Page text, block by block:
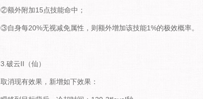
②额外附加15点技能命中；
③自身每20%无视减免属性，则额外增加该技能1%的极效概率。
3.破云II（仙）
取消现有效果，新增如下效果：